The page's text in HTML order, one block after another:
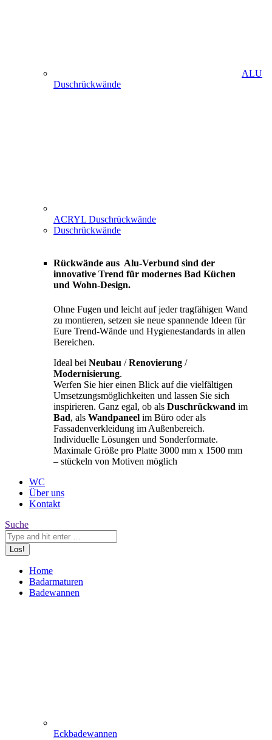
ALU
Duschrückwände
ACRYL Duschrückwände
Duschrückwände
Rückwände aus Alu-Verbund sind der
innovative Trend für modernes Bad Küchen
und Wohn-Design.
Ohne Fugen und leicht auf jeder tragfähigen Wand
zu montieren, setzen sie neue spannende Ideen für
Eure Trend-Wände und Hygienestandards in allen
Bereichen.
Ideal bei Neubau /Renovierung /
Modernisierung.
Werfen Sie hier einen Blick auf die vielfältigen
Umsetzungsmöglichkeiten und lassen Sie sich
inspirieren. Ganz egal, ob als Duschrückwand im
Bad, als Wandpaneel im Büro oder als
Fassadenverkleidung im Außenbereich.
Individuelle Lösungen und Sonderformate.
Maximale Größe pro Platte 3000 mm x 1500 mm
– stückeln von Motiven möglich
WC
Über uns
Kontakt
Search:
Suche
Home
Badarmaturen
Badewannen
Eckbadewannen